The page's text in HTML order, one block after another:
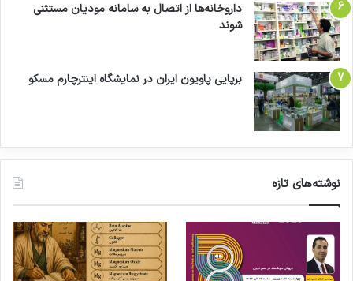
داروخانه‌ها از اتصال به سامانه مودیان مستثنی
شوند
برپایی پاویون ایران در نمایشگاه اینترچارم مسکو
نوشته‌های تازه